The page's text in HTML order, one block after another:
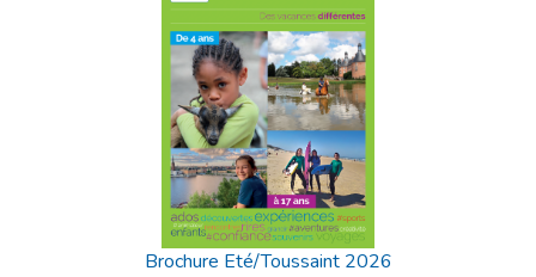
Brochure Eté/Toussaint 2026